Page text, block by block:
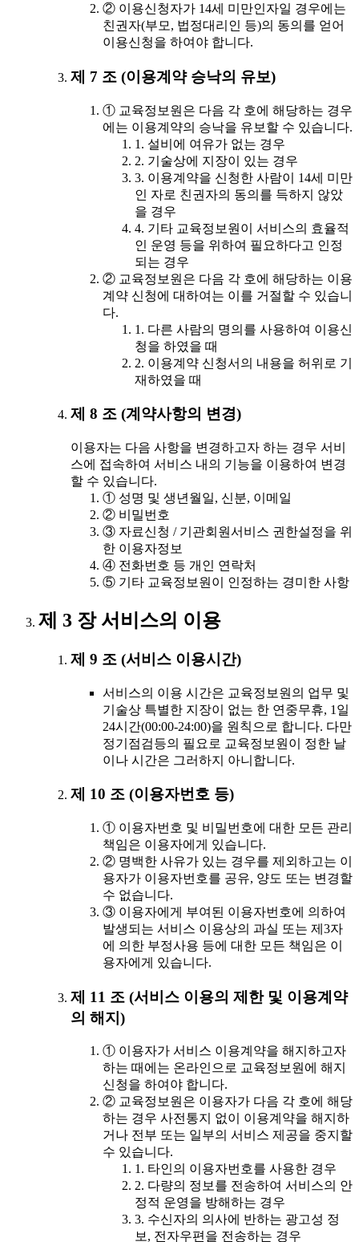
② 이용신청자가 14세 미만인자일 경우에는
친권자(부모, 법정대리인 등)의 동의를 얻어
이용신청을 하여야 합니다.
제 7 조 (이용계약 승낙의 유보)
① 교육정보원은 다음 각 호에 해당하는 경우
에는 이용계약의 승낙을 유보할 수 있습니다.
1. 설비에 여유가 없는 경우
2. 기술상에 지장이 있는 경우
3. 이용계약을 신청한 사람이 14세 미만
인 자로 친권자의 동의를 득하지 않았
을 경우
4. 기타 교육정보원이 서비스의 효율적
인 운영 등을 위하여 필요하다고 인정
되는 경우
② 교육정보원은 다음 각 호에 해당하는 이용
계약 신청에 대하여는 이를 거절할 수 있습니
다.
1. 다른 사람의 명의를 사용하여 이용신
청을 하였을 때
2. 이용계약 신청서의 내용을 허위로 기
재하였을 때
제 8 조 (계약사항의 변경)
이용자는 다음 사항을 변경하고자 하는 경우 서비
스에 접속하여 서비스 내의 기능을 이용하여 변경
할 수 있습니다.
① 성명 및 생년월일, 신분, 이메일
② 비밀번호
③ 자료신청 / 기관회원서비스 권한설정을 위
한 이용자정보
④ 전화번호 등 개인 연락처
⑤ 기타 교육정보원이 인정하는 경미한 사항
제 3 장 서비스의 이용
제 9 조 (서비스 이용시간)
서비스의 이용 시간은 교육정보원의 업무 및
기술상 특별한 지장이 없는 한 연중무휴, 1일
24시간(00:00-24:00)을 원칙으로 합니다. 다만
정기점검등의 필요로 교육정보원이 정한 날
이나 시간은 그러하지 아니합니다.
제 10 조 (이용자번호 등)
① 이용자번호 및 비밀번호에 대한 모든 관리
책임은 이용자에게 있습니다.
② 명백한 사유가 있는 경우를 제외하고는 이
용자가 이용자번호를 공유, 양도 또는 변경할
수 없습니다.
③ 이용자에게 부여된 이용자번호에 의하여
발생되는 서비스 이용상의 과실 또는 제3자
에 의한 부정사용 등에 대한 모든 책임은 이
용자에게 있습니다.
제 11 조 (서비스 이용의 제한 및 이용계약
의 해지)
① 이용자가 서비스 이용계약을 해지하고자
하는 때에는 온라인으로 교육정보원에 해지
신청을 하여야 합니다.
② 교육정보원은 이용자가 다음 각 호에 해당
하는 경우 사전통지 없이 이용계약을 해지하
거나 전부 또는 일부의 서비스 제공을 중지할
수 있습니다.
1. 타인의 이용자번호를 사용한 경우
2. 다량의 정보를 전송하여 서비스의 안
정적 운영을 방해하는 경우
3. 수신자의 의사에 반하는 광고성 정
보, 전자우편을 전송하는 경우